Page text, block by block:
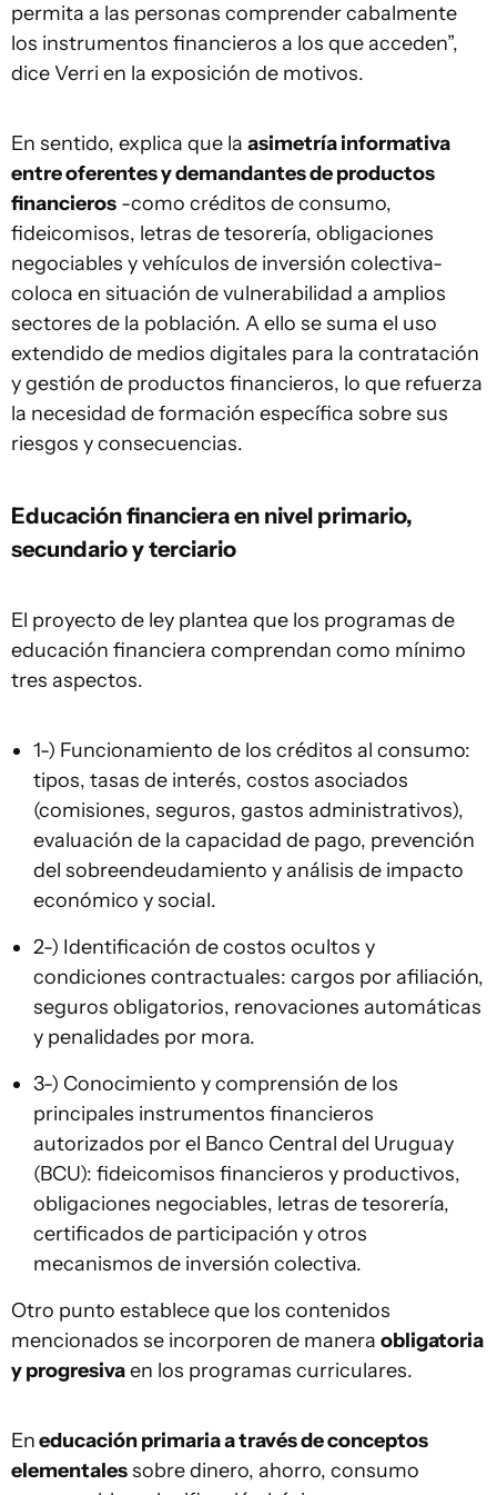
permita a las personas comprender cabalmente
los instrumentos financieros a los que acceden”,
dice Verri en la exposición de motivos.
En sentido, explica que la asimetría informativa
entre oferentes y demandantes de productos
financieros -como créditos de consumo,
fideicomisos, letras de tesorería, obligaciones
negociables y vehículos de inversión colectiva-
coloca en situación de vulnerabilidad a amplios
sectores de la población. A ello se suma el uso
extendido de medios digitales para la contratación
y gestión de productos financieros, lo que refuerza
la necesidad de formación específica sobre sus
riesgos y consecuencias.
Educación financiera en nivel primario,
secundario y terciario
El proyecto de ley plantea que los programas de
educación financiera comprendan como mínimo
tres aspectos.
1-) Funcionamiento de los créditos al consumo:
tipos, tasas de interés, costos asociados
(comisiones, seguros, gastos administrativos),
evaluación de la capacidad de pago, prevención
del sobreendeudamiento y análisis de impacto
económico y social.
2-) Identificación de costos ocultos y
condiciones contractuales: cargos por afiliación,
seguros obligatorios, renovaciones automáticas
y penalidades por mora.
3-) Conocimiento y comprensión de los
principales instrumentos financieros
autorizados por el Banco Central del Uruguay
(BCU): fideicomisos financieros y productivos,
obligaciones negociables, letras de tesorería,
certificados de participación y otros
mecanismos de inversión colectiva.
Otro punto establece que los contenidos
mencionados se incorporen de manera obligatoria
y progresivaen los programas curriculares.
Eneducación primaria a través de conceptos
elementalessobre dinero, ahorro, consumo